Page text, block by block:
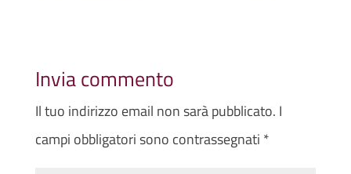
Invia commento
Il tuo indirizzo email non sarà pubblicato. I
campi obbligatori sono contrassegnati *